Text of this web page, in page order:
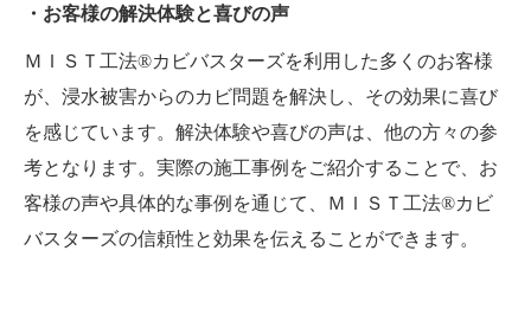
・お客様の解決体験と喜びの声
ＭＩＳＴ工法®カビバスターズを利用した多くのお客様
が、浸水被害からのカビ問題を解決し、その効果に喜び
を感じています。解決体験や喜びの声は、他の方々の参
考となります。実際の施工事例をご紹介することで、お
客様の声や具体的な事例を通じて、ＭＩＳＴ工法®カビ
バスターズの信頼性と効果を伝えることができます。